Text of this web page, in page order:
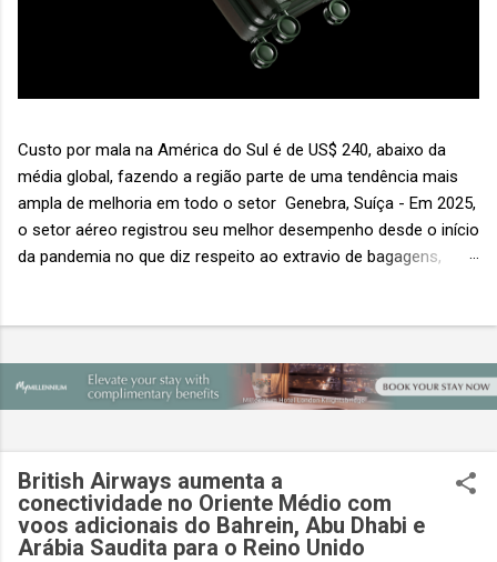
Custo por mala na América do Sul é de US$ 240, abaixo da
média global, fazendo a região parte de uma tendência mais
ampla de melhoria em todo o setor Genebra, Suíça - Em 2025,
o setor aéreo registrou seu melhor desempenho desde o início
da pandemia no que diz respeito ao extravio de bagagens,
“Baggage IT Insights” de 2026 da SITA, a 20ª edição anual
desse importante estudo de referência à indústria. (© SITA)
custa ao setor US$ 6,3 bilhões anualmente. Cada mala
extraviada acarreta um custo médio de US$ 260. Com um
lucro líquido médio de apenas US$ 8 por passageiro, uma mala
extraviada anula o lucro de mais de 30 assentos vendidos, e
British Airways aumenta a
conectividade no Oriente Médio com
voos adicionais do Bahrein, Abu Dhabi e
Arábia Saudita para o Reino Unido